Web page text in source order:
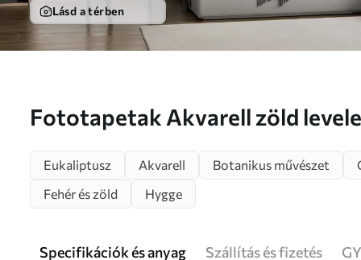
Lásd a térben
Fototapetak Akvarell zöld
Eukaliptusz Akvarell Botanikus művészet
Fehér és zöld
Hygge
Specifikációk és anyag Szállítás és fizetés